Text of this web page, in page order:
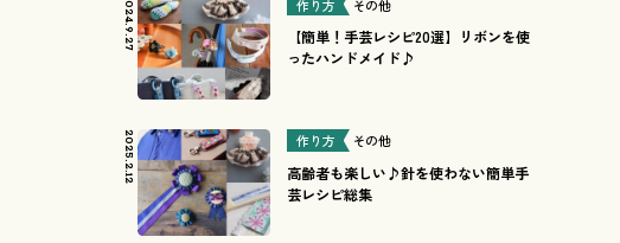
2024.9.27 作り方 その他
【簡単！手芸レシピ20選】リボンを使
ったハンドメイド♪
2025.2.12 作り方 その他
高齢者も楽しい♪針を使わない簡単手
芸レシピ総集